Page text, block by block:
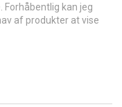
Forhåbentlig kan jeg
af produkter at vise